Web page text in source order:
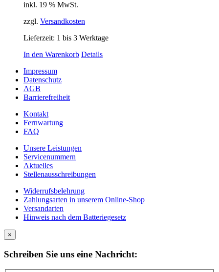
inkl. 19 % MwSt.
zzgl. Versandkosten
Lieferzeit: 1 bis 3 Werktage
In den Warenkorb Details
Impressum
Datenschutz
AGB
Barrierefreiheit
Kontakt
Fernwartung
FAQ
Unsere Leistungen
Servicenummern
Aktuelles
Stellenausschreibungen
Widerrufsbelehrung
Zahlungsarten in unserem Online-Shop
Versandarten
Hinweis nach dem Batteriegesetz
×
Schreiben Sie uns eine Nachricht: